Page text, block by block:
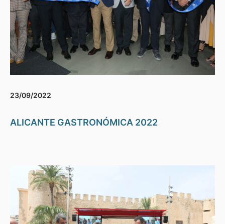
23/09/2022
ALICANTE GASTRONÓMICA 2022